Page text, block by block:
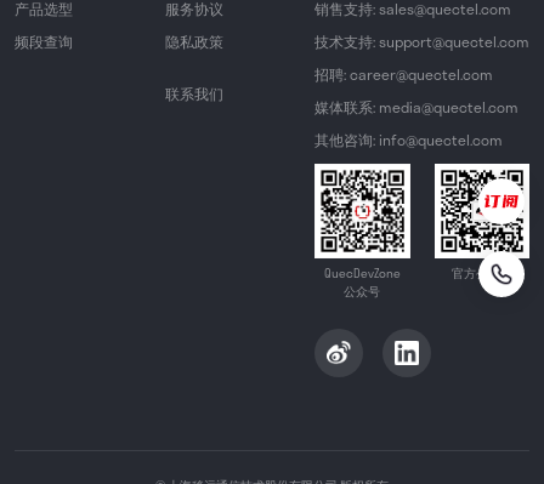
产品选型
频段查询
服务协议
隐私政策
联系我们
销售支持: sales@quectel.com
技术支持: support@quectel.com
招聘: career@quectel.com
媒体联系: media@quectel.com
其他咨询: info@quectel.com
QuecDevZone
公众号
官方公众号